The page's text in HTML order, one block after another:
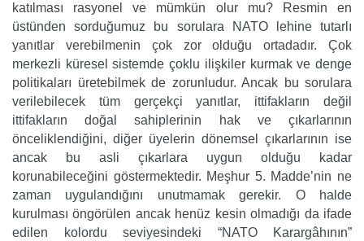
katılması rasyonel ve mümkün olur mu? Resmin en
üstünden sorduğumuz bu sorulara NATO lehine tutarlı
yanıtlar verebilmenin çok zor olduğu ortadadır. Çok
merkezli küresel sistemde çoklu ilişkiler kurmak ve denge
politikaları üretebilmek de zorunludur. Ancak bu sorulara
verilebilecek tüm gerçekçi yanıtlar, ittifakların değil
ittifakların doğal sahiplerinin hak ve çıkarlarının
önceliklendiğini, diğer üyelerin dönemsel çıkarlarının ise
ancak bu asli çıkarlara uygun olduğu kadar
korunabileceğini göstermektedir. Meşhur 5. Madde’nin ne
zaman uygulandığını unutmamak gerekir. O halde
kurulması öngörülen ancak henüz kesin olmadığı da ifade
edilen kolordu seviyesindeki “NATO Karargâhının”